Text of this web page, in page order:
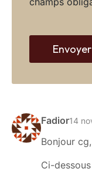
Fadior14
Bonjour
Ci-
w
b
Envoyer